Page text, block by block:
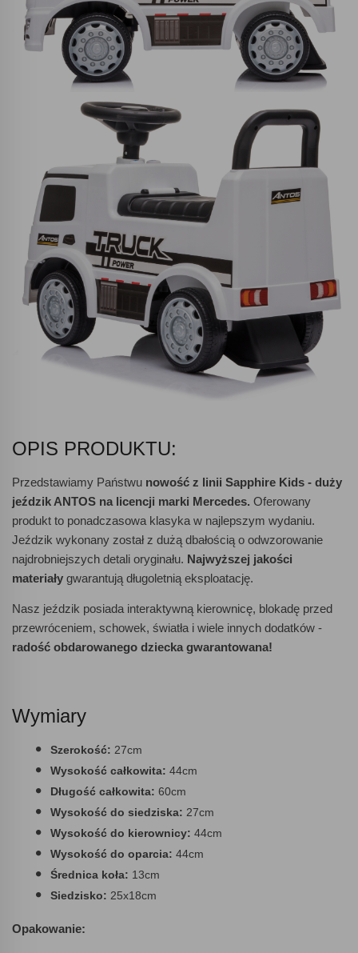
OPIS PRODUKTU:
Przedstawiamy Państwu nowość z linii Sapphire Kids - duży
jeździk ANTOS na licencji marki Mercedes. Oferowany
produkt to ponadczasowa klasyka w najlepszym wydaniu.
Jeździk wykonany został z dużą dbałością o odwzorowanie
najdrobniejszych detali oryginału. Najwyższej jakości
materiały gwarantują długoletnią eksploatację.
Nasz jeździk posiada interaktywną kierownicę, blokadę przed
przewróceniem, schowek, światła i wiele innych dodatków -
radość obdarowanego dziecka gwarantowana!
Wymiary
Szerokość: 27cm
Wysokość całkowita: 44cm
Długość całkowita: 60cm
Wysokość do siedziska: 27cm
Wysokość do kierownicy: 44cm
Wysokość do oparcia: 44cm
Średnica koła: 13cm
Siedzisko: 25x18cm
Opakowanie: